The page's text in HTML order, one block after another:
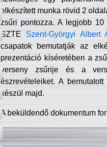
elkészített munka rövid 2
zsűri pontozza. A legjobb
SZTE Szent-Györgyi Albert
csapatok bemutatják az
prezentáció kíséretében a
verseny zsűrije és a
észrevételeiket. A
készül majd.
A beküldendő dokumentum